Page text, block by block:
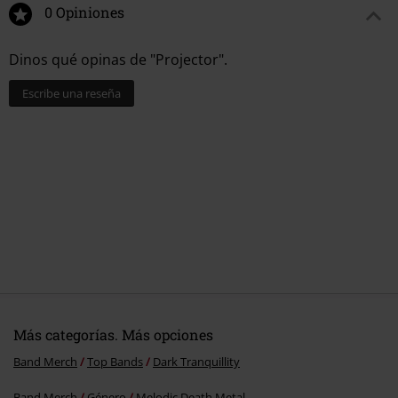
0 Opiniones
Dinos qué opinas de "Projector".
Escribe una reseña
Más categorías. Más opciones
Band Merch Top Bands Dark Tranquillity